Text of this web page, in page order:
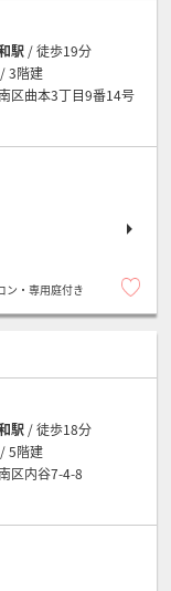
駅 / 徒歩19分
3階建
区曲本3丁目9番14号
・専用庭付き
駅 / 徒歩18分
5階建
区内谷7-4-8